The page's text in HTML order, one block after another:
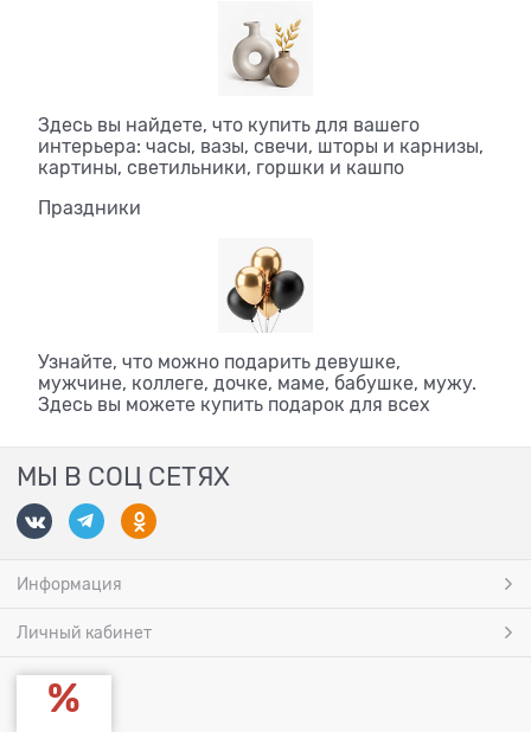
Здесь вы найдете, что купить для вашего
интерьера: часы, вазы, свечи, шторы и карнизы,
картины, светильники, горшки и кашпо
Праздники
Узнайте, что можно подарить девушке,
мужчине, коллеге, дочке, маме, бабушке, мужу.
Здесь вы можете купить подарок для всех
МЫ В СОЦ СЕТЯХ
Информация
Личный кабинет